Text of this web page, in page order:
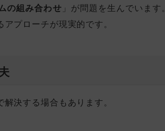
の組み合わせ 」が問題を生んでいます。
プローチが現実的です。
決する場合もあります。